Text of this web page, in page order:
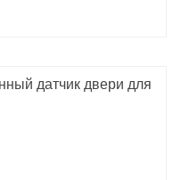
датчик двери для